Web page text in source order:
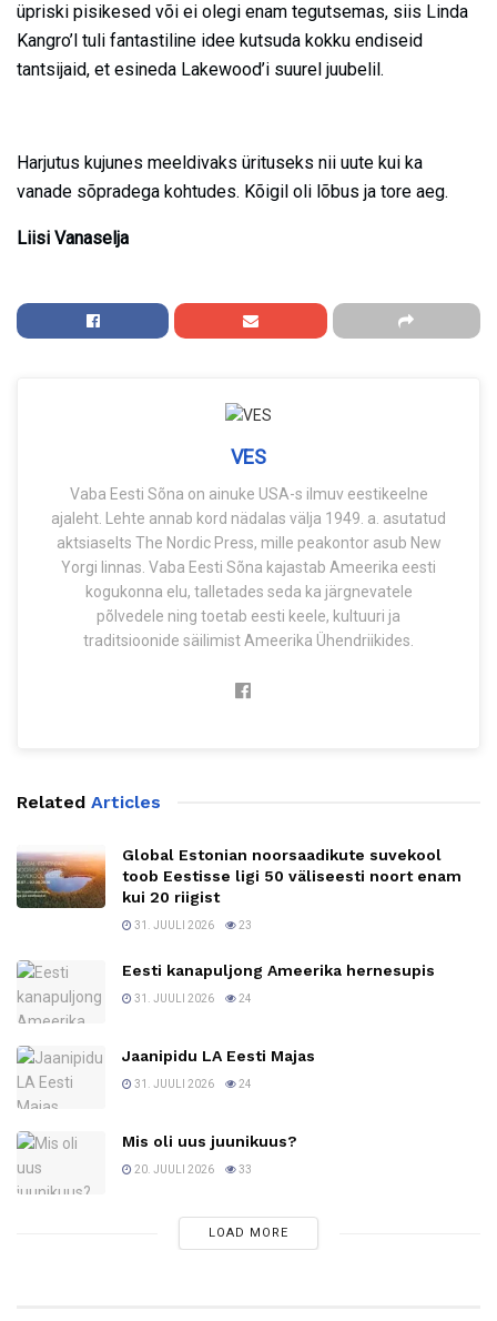
üpriski pisikesed või ei olegi enam tegutsemas, siis Linda
Kangro’l tuli fantastiline idee kutsuda kokku endiseid
tantsijaid, et esineda Lakewood’i suurel juubelil.
Harjutus kujunes meeldivaks ürituseks nii uute kui ka
vanade sõpradega kohtudes. Kõigil oli lõbus ja tore aeg.
Liisi Vanaselja
VES
Vaba Eesti Sõna on ainuke USA-s ilmuv eestikeelne
ajaleht. Lehte annab kord nädalas välja 1949. a. asutatud
aktsiaselts The Nordic Press, mille peakontor asub New
Yorgi linnas. Vaba Eesti Sõna kajastab Ameerika eesti
kogukonna elu, talletades seda ka järgnevatele
põlvedele ning toetab eesti keele, kultuuri ja
traditsioonide säilimist Ameerika Ühendriikides.
Related Articles
Global Estonian noorsaadikute suvekool
toob Eestisse ligi 50 väliseesti noort enam
kui 20 riigist
31. JUULI 2026 23
Eesti kanapuljong Ameerika hernesupis
31. JUULI 2026 24
Jaanipidu LA Eesti Majas
31. JUULI 2026 24
Mis oli uus juunikuus?
20. JUULI 2026 33
LOAD MORE